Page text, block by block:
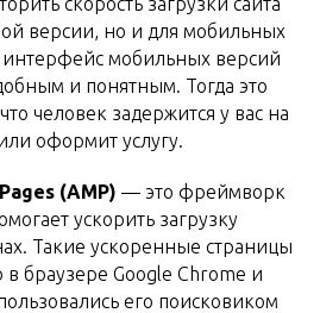
версии, но и для мобильных
интерфейс мобильных версий
и понятным. Тогда это
человек задержится у вас на
оформит услугу.
(AMP) — это фреймворк
ускорить загрузку
Такие ускоренные страницы
в браузере Google Chrome и
его поисковиком